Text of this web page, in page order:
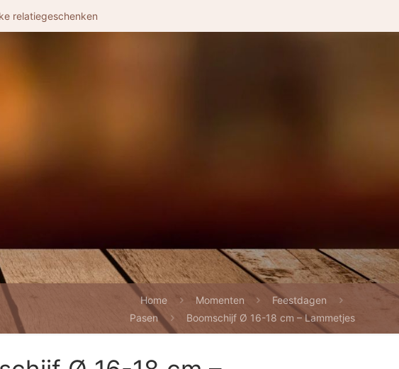
relatiegeschenken
Home Momenten
Feestdagen
Pasen
Boomschijf Ø 16-18 cm – Lammetjes